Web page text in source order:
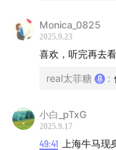
Top3《罗歇·
Monica_0825
2025.9.23
喜欢，听完再去
real太菲糖 :
小白_pTxG
2025.9.17
49:41 上海牛马现